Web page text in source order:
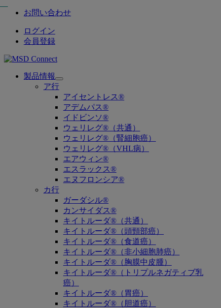
お問い合わせ
ログイン
会員登録
製品情報
Open
submenu
ア行
アイセントレス®
アデムパス®
イドビンソ®
ウェリレグ®（共通）
ウェリレグ®（腎細胞癌）
ウェリレグ®（VHL病）
エアウィン®
エスラックス®
エヌフロンシア®
カ行
ガーダシル®
カンサイダス®
キイトルーダ®（共通）
キイトルーダ®（頭頸部癌）
キイトルーダ®（食道癌）
キイトルーダ®（非小細胞肺癌）
キイトルーダ®（胸膜中皮腫）
キイトルーダ®（トリプルネガティブ乳
癌）
キイトルーダ®（胃癌）
キイトルーダ®（胆道癌）